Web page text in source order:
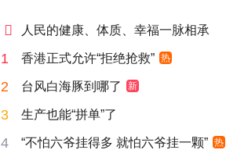
 人民的健康、体质、幸福一脉相承
1 香港正式允许“拒绝抢救” 热
2 台风白海豚到哪了 新
3 生产也能“拼单”了
4 “不怕六爷挂得多 就怕六爷挂一颗” 热